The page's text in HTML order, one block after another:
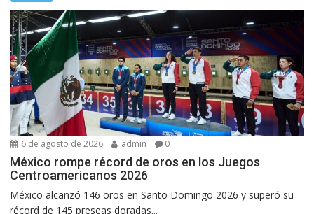
6 de agosto de 2026 admin 0
México rompe récord de oros en los Juegos
Centroamericanos 2026
México alcanzó 146 oros en Santo Domingo 2026 y superó su
récord de 145 preseas doradas...